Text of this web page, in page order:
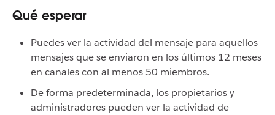
Qué esperar
Puedes ver la actividad del mensaje para aquellos
mensajes que se enviaron en los últimos 12 meses
en canales con al menos 50 miembros.
De forma predeterminada, los propietarios y
administradores pueden ver la actividad de